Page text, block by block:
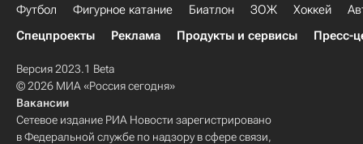
Футбол Фигурное катание Биатлон ЗОЖ Хоккей
Спецпроекты
Реклама Продукты и сервисы Пресс-
Версия 2023.1 Beta
© 2026 МИА «Россия сегодня»
Вакансии
Сетевое издание РИА Новости зарегистрировано
в Федеральной службе по надзору в сфере связи,